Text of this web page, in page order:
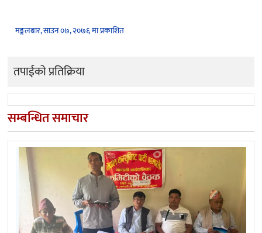
मङ्गलबार, साउन ०७, २०७६ मा प्रकाशित
तपाईको प्रतिक्रिया
सम्बन्धित समाचार